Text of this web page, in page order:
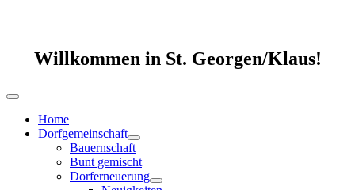
Willkommen in St. Georgen/Klaus!
Home
Dorfgemeinschaft
Bauernschaft
Bunt gemischt
Dorferneuerung